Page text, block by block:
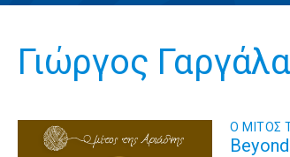
Γιώργος
Ο ΜΙΤΟΣ